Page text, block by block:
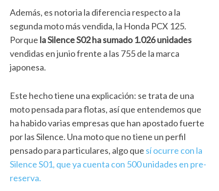
Además, es notoria la diferencia respecto a la
segunda moto más vendida, la Honda PCX 125.
Porque la Silence S02 ha sumado 1.026 unidades
vendidas en junio frente a las 755 de la marca
japonesa.
Este hecho tiene una explicación: se trata de una
moto pensada para flotas, así que entendemos que
ha habido varias empresas que han apostado fuerte
por las Silence. Una moto que no tiene un perfil
pensado para particulares, algo que sí ocurre con la
Silence S01, que ya cuenta con 500 unidades en pre-
reserva.